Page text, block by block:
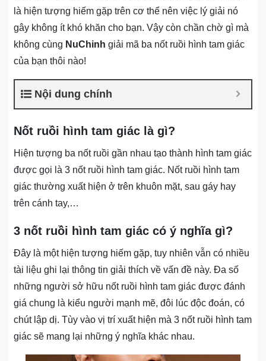
là hiện tượng hiếm gặp trên cơ thể nên việc lý giải nó
gây không ít khó khăn cho bạn. Vậy còn chần chờ gì mà
không cùng NuChinh giải mã ba nốt ruồi hình tam giác
của bạn thôi nào!
Nội dung chính
Nốt ruồi hình tam giác là gì?
Hiện tượng ba nốt ruồi gần nhau tạo thành hình tam giác
được gọi là 3 nốt ruồi hình tam giác. Nốt ruồi hình tam
giác thường xuất hiện ở trên khuôn mặt, sau gáy hay
trên cánh tay,…
3 nốt ruồi hình tam giác có ý nghĩa gì?
Đây là một hiện tượng hiếm gặp, tuy nhiên vẫn có nhiều
tài liệu ghi lại thông tin giải thích về vấn đề này. Đa số
những người sở hữu nốt ruồi hình tam giác được đánh
giá chung là kiểu người mạnh mẽ, đôi lúc độc đoán, có
chút lập dị. Tùy vào vị trí xuất hiện mà 3 nốt ruồi hình tam
giác sẽ mang lại những ý nghĩa khác nhau.